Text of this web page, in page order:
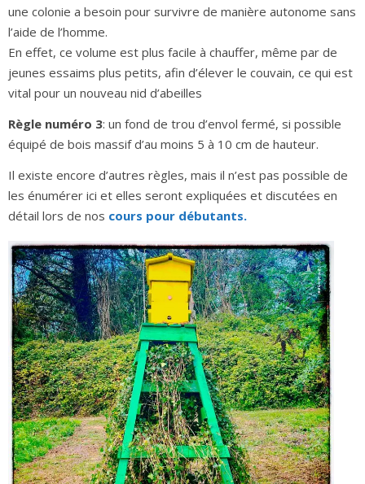
une colonie a besoin pour survivre de manière autonome sans
l’aide de l’homme.
En effet, ce volume est plus facile à chauffer, même par de
jeunes essaims plus petits, afin d’élever le couvain, ce qui est
vital pour un nouveau nid d’abeilles
Règle numéro 3: un fond de trou d’envol fermé, si possible
équipé de bois massif d’au moins 5 à 10 cm de hauteur.
Il existe encore d’autres règles, mais il n’est pas possible de
les énumérer ici et elles seront expliquées et discutées en
détail lors de nos cours pour débutants.